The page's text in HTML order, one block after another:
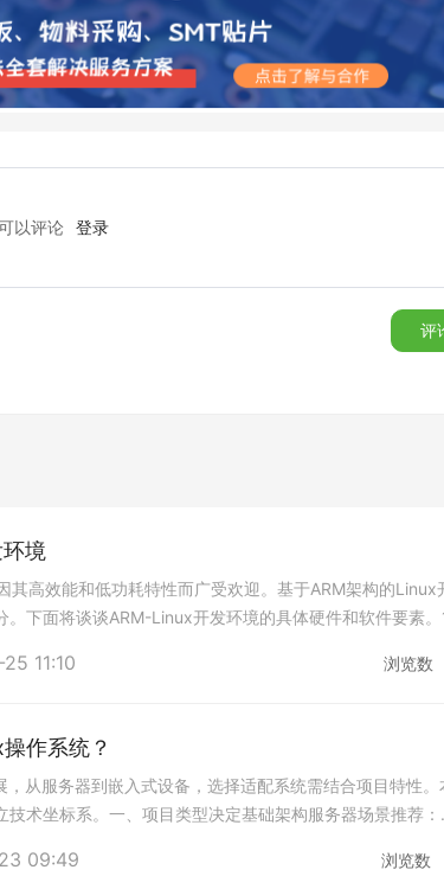
以评论 登录
评
境
其高效能和低功耗特性而广受欢迎。基于ARM架构的Linux
下面将谈谈ARM-Linux开发环境的具体硬件和软件要素。
件平台，如
11:10 浏览数
作系统？
从服务器到嵌入式设备，选择适配系统需结合项目特性。
术坐标系。一、项目类型决定基础架构服务器场景推荐：
企业级稳定
09:49 浏览数